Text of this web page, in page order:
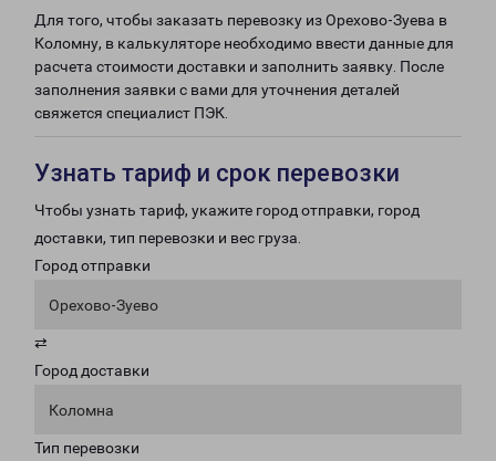
Для того, чтобы заказать перевозку из Орехово-Зуева в
Коломну, в калькуляторе необходимо ввести данные для
расчета стоимости доставки и заполнить заявку. После
заполнения заявки с вами для уточнения деталей
свяжется специалист ПЭК.
Узнать тариф и срок перевозки
Чтобы узнать тариф, укажите город отправки, город
доставки, тип перевозки и вес груза.
Город отправки
Орехово-Зуево
⇄
Город доставки
Коломна
Тип перевозки